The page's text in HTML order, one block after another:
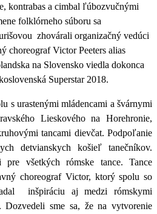
kontrabas a cimbal ľúbozvučnými
folklórneho súboru sa
zhovárali organizačný vedúci
choreograf Victor Peeters alias
na Slovensko viedla dokonca
Superstar 2018.
s urastenými mládencami a švárnymi
Lieskového na Horehronie,
tancami dievčat. Podpoľanie
detvianskych košieľ tanečníkov.
pre všetkých rómske tance. Tance
choreograf Victor, ktorý spolu so
inšpiráciu aj medzi rómskymi
Dozvedeli sme sa, že na vytvorenie